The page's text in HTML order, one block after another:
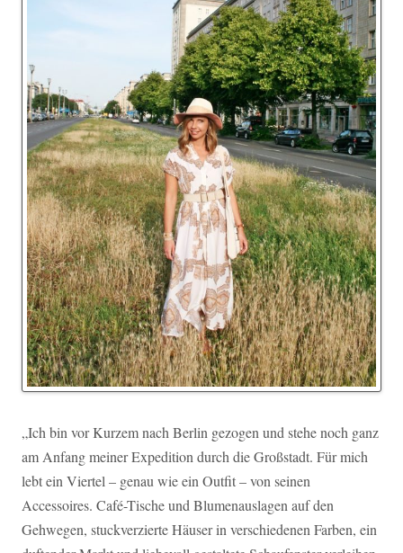
„Ich bin vor Kurzem nach Berlin gezogen und stehe noch ganz
am Anfang meiner Expedition durch die Großstadt. Für mich
lebt ein Viertel – genau wie ein Outfit – von seinen
Accessoires. Café-Tische und Blumenauslagen auf den
Gehwegen, stuckverzierte Häuser in verschiedenen Farben, ein